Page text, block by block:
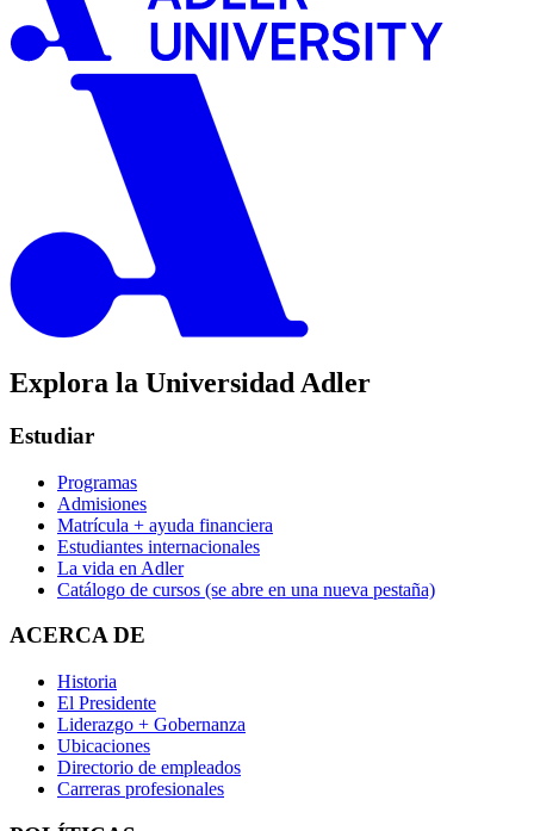
Explora la Universidad Adler
Estudiar
Programas
Admisiones
Matrícula + ayuda financiera
Estudiantes internacionales
La vida en Adler
Catálogo de cursos (se abre en una nueva pestaña)
ACERCA DE
Historia
El Presidente
Liderazgo + Gobernanza
Ubicaciones
Directorio de empleados
Carreras profesionales